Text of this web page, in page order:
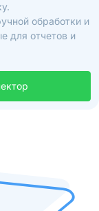
обработки и
для отчетов и